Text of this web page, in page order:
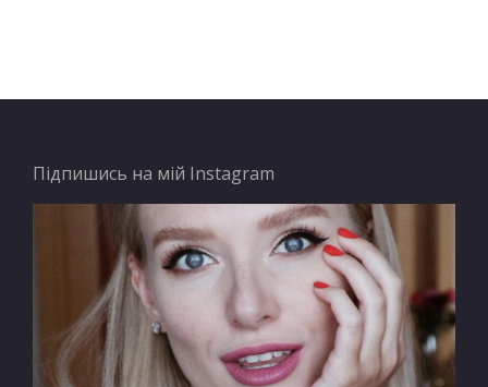
Підпишись на мій Instagram